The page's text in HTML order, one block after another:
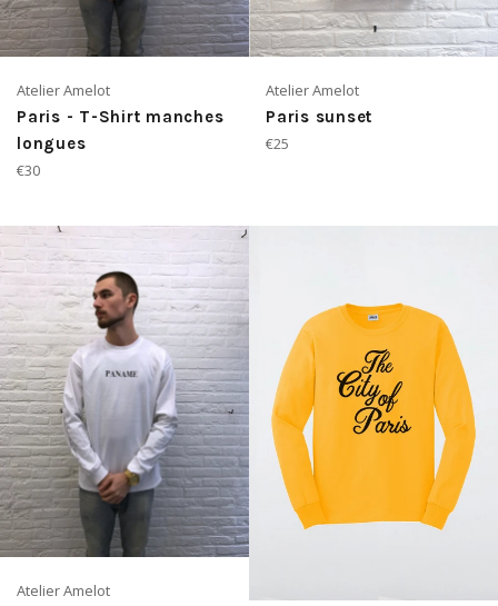
Atelier Amelot
Paris - T-Shirt manches
longues
Prix
€30
Atelier Amelot
Paris sunset
Prix
€25
Atelier Amelot